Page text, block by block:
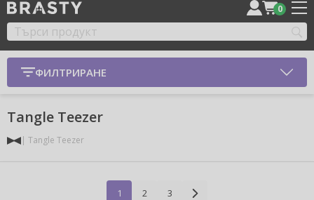
0
ФИЛТРИРАНЕ
Tangle Teezer
Tangle Teezer
1 2 3